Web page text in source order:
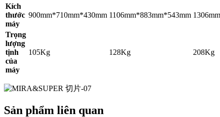
Kích
thước
máy
900mm*710mm*430mm 1106mm*883mm*543mm
Trọng
lượng
tịnh
của
máy
105Kg 128Kg 208Kg
Sản phẩm liên quan